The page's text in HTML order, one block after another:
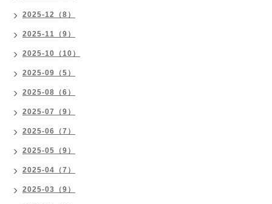
2025-12（8）
2025-11（9）
2025-10（10）
2025-09（5）
2025-08（6）
2025-07（9）
2025-06（7）
2025-05（9）
2025-04（7）
2025-03（9）